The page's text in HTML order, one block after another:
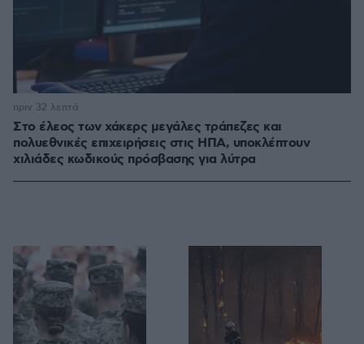
Στο έλεος των χάκερς μεγάλες τράπεζες και
πολυεθνικές επιχειρήσεις στις ΗΠΑ, υποκλέπτουν
χιλιάδες κωδικούς πρόσβασης για λύτρα
πριν 32 λεπτά